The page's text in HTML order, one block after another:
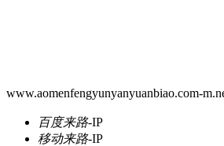
www.aomenfengyunyanyuanbiao.com-
百度来路-IP
移动来路-IP